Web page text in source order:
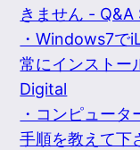
きません -
・Windows7で
常にインストー
Digital
・コンピュー
手順を教えて下